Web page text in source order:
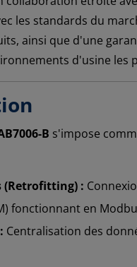
les standards du
ainsi que d'une
d'usine les
B s'impose
(Retrofitting) :
fonctionnant en
Centralisation des